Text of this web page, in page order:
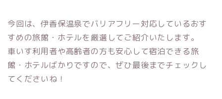
今回は、伊香保温泉でバリアフリー対応しているおす
すめの旅館・ホテルを厳選してご紹介いたします。
車いす利用者や高齢者の方も安心して宿泊できる旅
館・ホテルばかりですので、ぜひ最後までチェックし
てくださいね！